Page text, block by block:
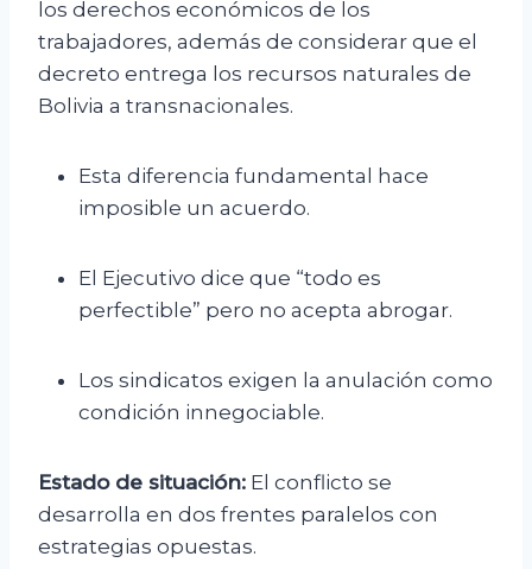
los derechos económicos de los
trabajadores, además de considerar que el
decreto entrega los recursos naturales de
Bolivia a transnacionales.
Esta diferencia fundamental hace
imposible un acuerdo.
El Ejecutivo dice que “todo es
perfectible” pero no acepta abrogar.
Los sindicatos exigen la anulación como
condición innegociable.
Estado de situación: El conflicto se
desarrolla en dos frentes paralelos con
estrategias opuestas.